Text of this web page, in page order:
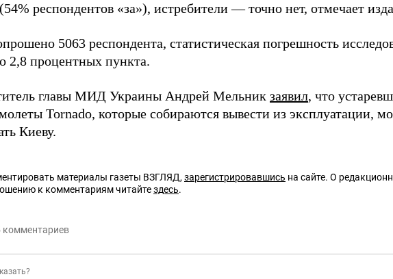
респондентов «за»), истребители — точно нет, отмечает
5063 респондента, статистическая погрешность
2,8 процентных пункта.
главы МИД Украины Андрей Мельник заявил, что
Tornado, которые собираются вывести из эксплуатации,
Киеву.
материалы газеты ВЗГЛЯД, зарегистрировавшись на сайте. О
к комментариям читайтездесь.
комментариев